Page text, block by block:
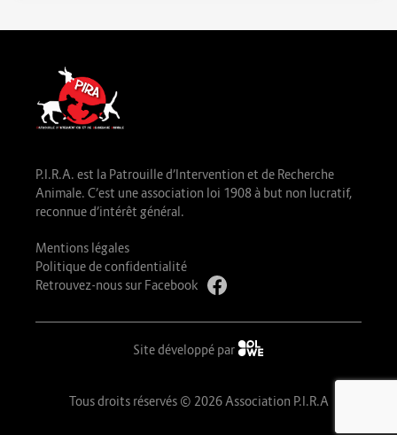
P.I.R.A. est la Patrouille d’Intervention et de Recherche
Animale. C’est une association loi 1908 à but non lucratif,
reconnue d’intérêt général.
Mentions légales
Politique de confidentialité
Retrouvez-nous sur Facebook
Site développé par
Tous droits réservés © 2026 Association P.I.R.A